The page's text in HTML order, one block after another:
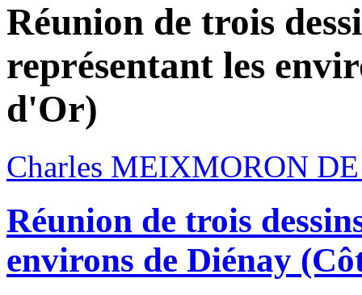
Réunion de trois
représentant les
d'Or)
Charles MEIXMORON
Réunion de trois
environs de Diénay